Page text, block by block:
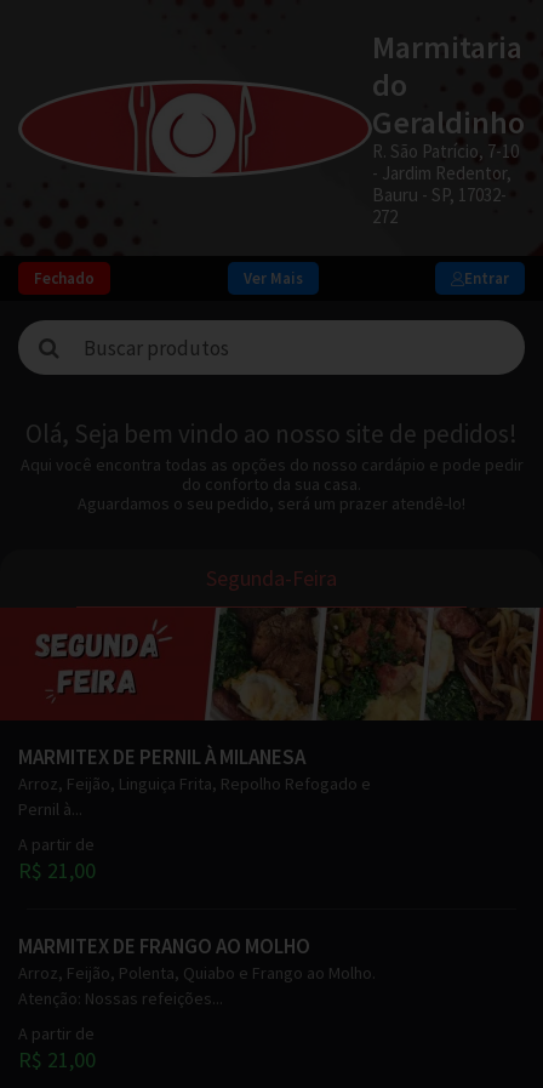
Marmitaria
do
Geraldinho
R. São Patrício, 7-10
- Jardim Redentor,
Bauru - SP, 17032-
272
Entrar
Fechado Ver Mais
Olá, Seja bem vindo ao nosso site de pedidos!
Aqui você encontra todas as opções do nosso cardápio e pode pedir
do conforto da sua casa.
Aguardamos o seu pedido, será um prazer atendê-lo!
Segunda-Feira
MARMITEX DE PERNIL À MILANESA
Arroz, Feijão, Linguiça Frita, Repolho Refogado e
Pernil à...
A partir de
R$ 21,00
MARMITEX DE FRANGO AO MOLHO
Arroz, Feijão, Polenta, Quiabo e Frango ao Molho.
Atenção: Nossas refeições...
A partir de
R$ 21,00